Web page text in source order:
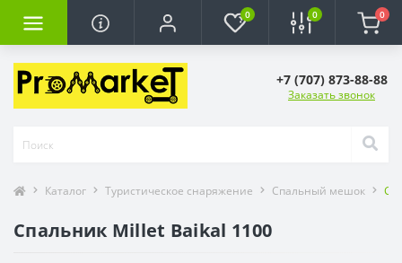
0 0 0
+7 (707) 873-88-88
Заказать звонок
Каталог Туристическое снаряжение Спальный мешок
Спальник Millet Baikal 1100